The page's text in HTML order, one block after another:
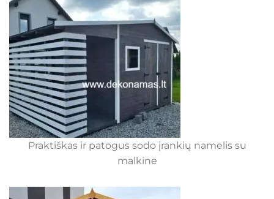
Praktiškas ir patogus sodo įrankių namelis su
malkine